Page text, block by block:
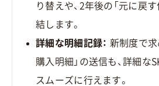
り替えや、2年後の「元に戻
結します。
詳細な明細記録： 新制度で求
購入明細」の送信も、詳細な
スムーズに行えます。